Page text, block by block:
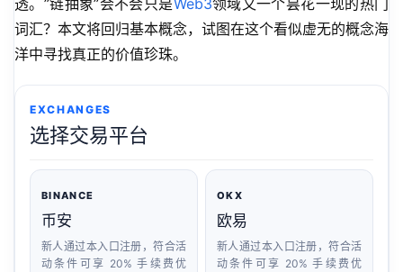
透。”链抽象”会不会只是Web3领域又一个昙花一现的热门
词汇？本文将回归基本概念，试图在这个看似虚无的概念海
洋中寻找真正的价值珍珠。
EXCHANGES
选择交易平台
BINANCE
币安
新人通过本入口注册，符合活
动条件可享 20% 手续费优
OKX
欧易
新人通过本入口注册，符合活
动条件可享 20% 手续费优